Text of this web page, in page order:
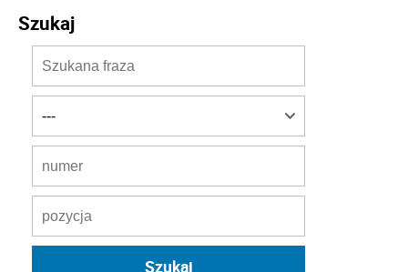
Szukaj